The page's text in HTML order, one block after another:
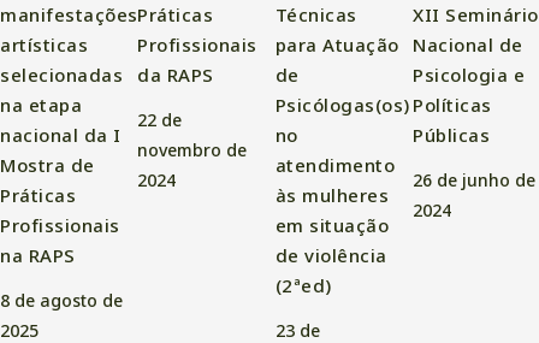
manifestações
artísticas
selecionadas
na etapa
nacional da I
Mostra de
Práticas
Profissionais
na RAPS
8 de agosto de
2025
Práticas
Profissionais
da RAPS
22 de
novembro de
2024
Técnicas
para Atuação
de
Psicólogas(os)
no
atendimento
às mulheres
em situação
de violência
(2ªed)
23 de
XII Seminário
Nacional de
Psicologia e
Políticas
Públicas
26 de junho de
2024